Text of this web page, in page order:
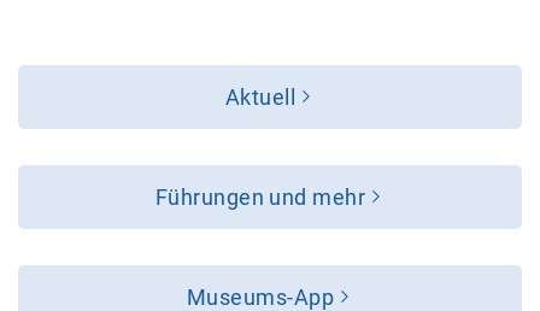
Aktuell
Führungen und mehr
Museums-App